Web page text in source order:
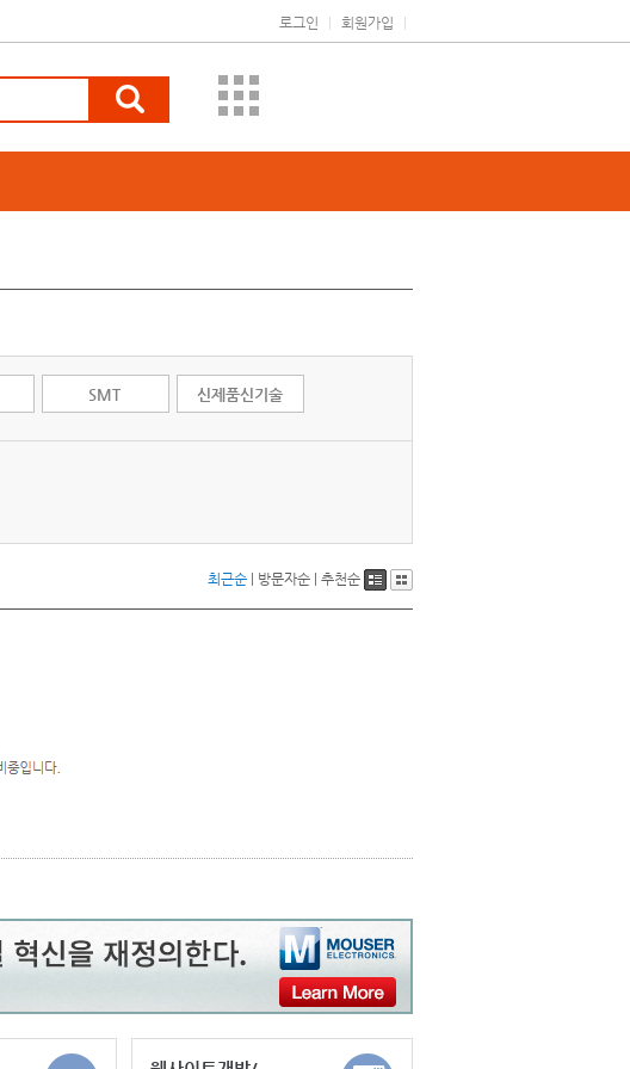
로그인 회원가입
SMT 신제품신기술
최근순 방문자순 추천순